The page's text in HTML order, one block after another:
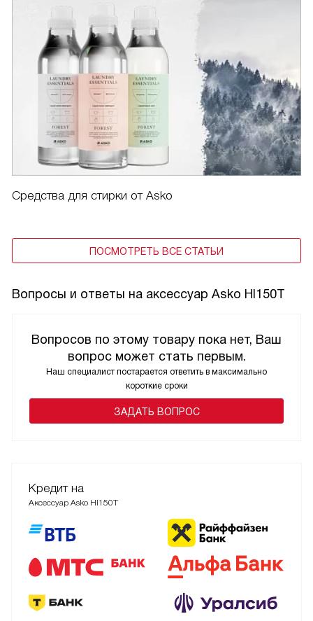
Средства для стирки от Asko
ПОСМОТРЕТЬ ВСЕ СТАТЬИ
Вопросы и ответы на аксессуар Asko HI150T
Вопросов по этому товару пока нет, Ваш
вопрос может стать первым.
Наш специалист постарается ответить в максимально
короткие сроки
ЗАДАТЬ ВОПРОС
Кредит на
Аксессуар Asko HI150T